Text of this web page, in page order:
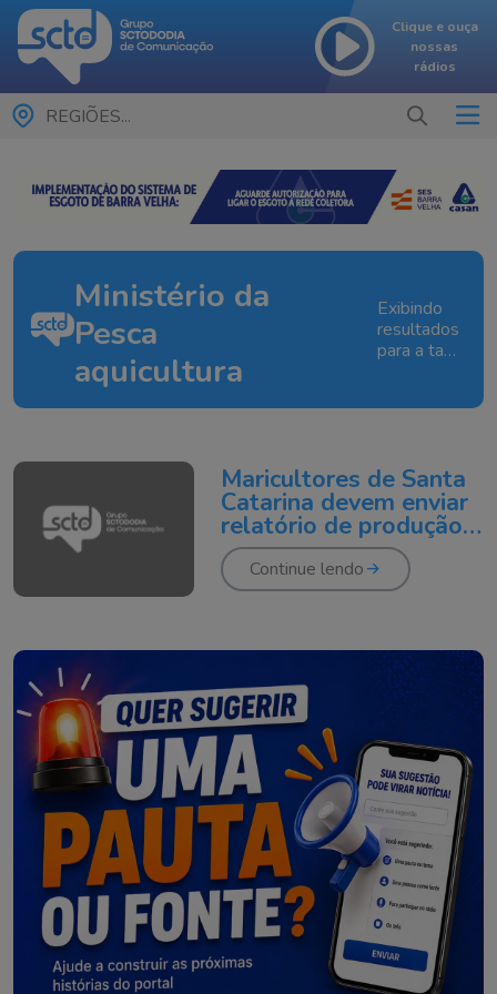
Clique e ouça
nossas
rádios
REGIÕES...
Ministério da
Pesca
aquicultura
Exibindo
resultados
para a tag:
aquicultura
Maricultores de Santa
Catarina devem enviar
relatório de produção
até 31 de março
Continue lendo